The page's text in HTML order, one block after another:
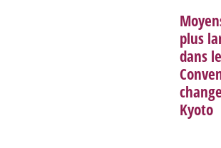
plus
dans
Kyoto